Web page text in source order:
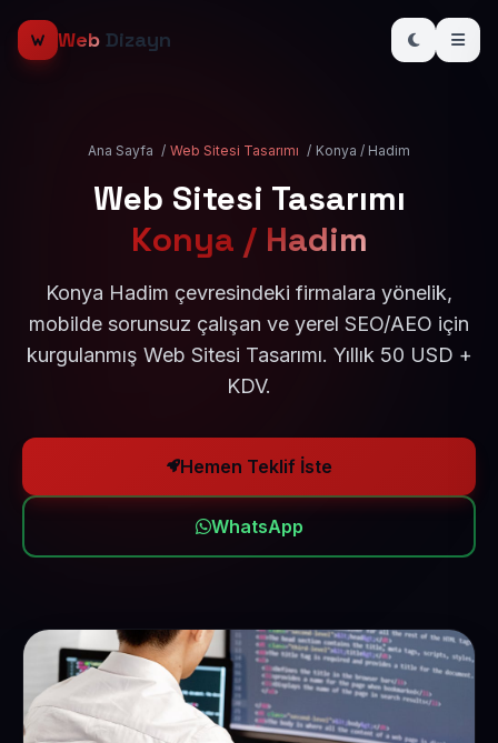
Web Dizayn
Ana Sayfa / Web Sitesi Tasarımı / Konya / Hadim
Web Sitesi Tasarımı
Konya / Hadim
Konya Hadim çevresindeki firmalara yönelik,
mobilde sorunsuz çalışan ve yerel SEO/AEO için
kurgulanmış Web Sitesi Tasarımı. Yıllık 50 USD +
KDV.
Hemen Teklif İste
WhatsApp